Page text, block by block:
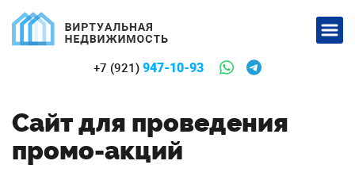
+7 (921) 947-10-93
Сайт для проведения
промо-акций